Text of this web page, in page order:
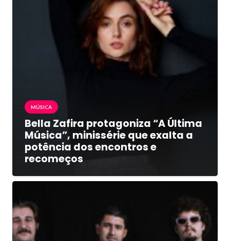
MÚSICA
Bella Zafira protagoniza “A Última
Música”, minissérie que exalta a
potência dos encontros e
recomeços